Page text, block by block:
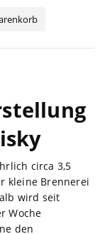
circa 3,5
kleine Brennerei
wird seit
Woche
den